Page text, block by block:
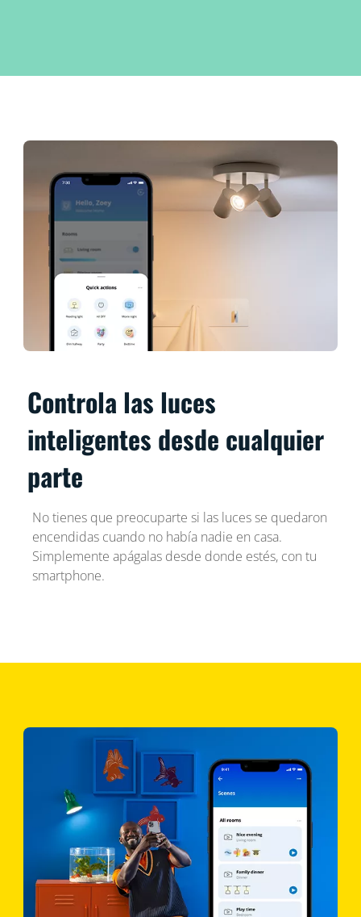
Controla las luces
inteligentes desde cualquier
parte
No tienes que preocuparte si las luces se quedaron
encendidas cuando no había nadie en casa.
Simplemente apágalas desde donde estés, con tu
smartphone.